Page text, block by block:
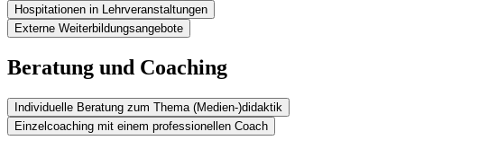
Hospitationen in Lehrveranstaltungen
Externe Weiterbildungsangebote
Beratung und Coaching
Individuelle Beratung zum Thema (Medien-)didaktik
Einzelcoaching mit einem professionellen Coach